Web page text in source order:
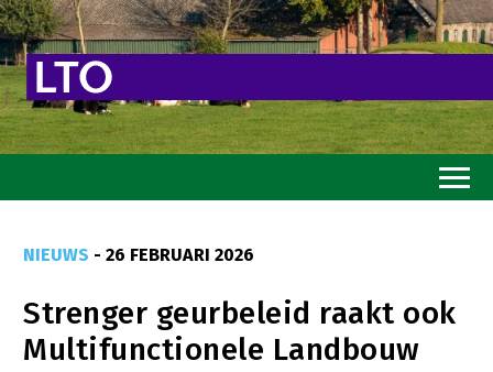
Goed eten
Mooi groen
NIEUWS - 26 FEBRUARI 2026
Strenger geurbeleid raakt ook
Multifunctionele Landbouw